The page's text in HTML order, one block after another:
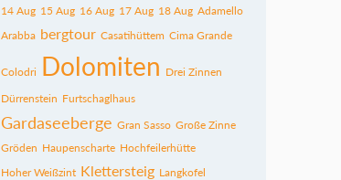
14 Aug 15 Aug 16 Aug 17 Aug 18 Aug Adamello
Arabba bergtour Casatihüttem Cima Grande
Colodri Dolomiten Drei Zinnen
Dürrenstein Furtschaglhaus
Gardaseeberge Gran Sasso Große Zinne
Gröden Haupenscharte Hochfeilerhütte
Hoher Weißzint Klettersteig Langkofel